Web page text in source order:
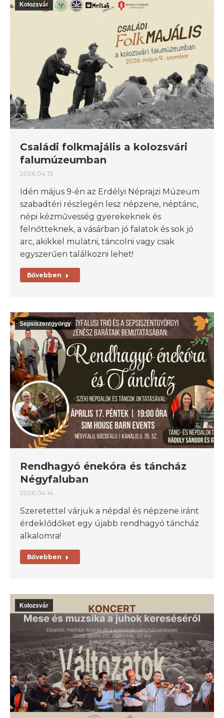
Kolozsvár
Családi folkmajális a kolozsvári
falumúzeumban
2026.04.15.
Idén május 9-én az Erdélyi Néprajzi Múzeum
szabadtéri részlegén lesz népzene, néptánc,
népi kézművesség gyerekeknek és
felnőtteknek, a vásárban jó falatok és sok jó
arc, akikkel mulatni, táncolni vagy csak
egyszerűen találkozni lehet!
Bővebben
Sepsiszentgyörgy
Rendhagyó énekóra és táncház
Négyfaluban
2026.04.14.
Szeretettel várjuk a népdal és népzene iránt
érdeklődőket egy újabb rendhagyó táncház
alkalomra!
Bővebben
Kolozsvár